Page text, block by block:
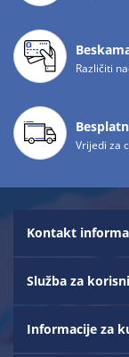
Različiti
Vrijedi za
Kontakt
Služba za
Informacije za